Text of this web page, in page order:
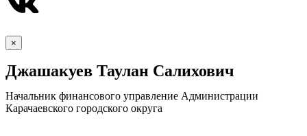
×
Джашакуев Таулан Салихович
Начальник финансового управление Администрации
Карачаевского городского округа